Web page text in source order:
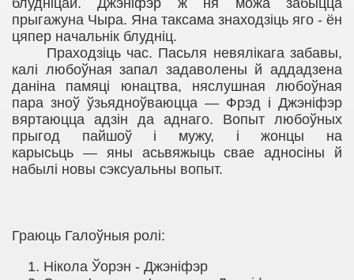
блудніцай. Джэніфэр ж ня можа забыцца
прыгажуна Чыра. Яна таксама знаходзіць яго - ён
цяпер начальнік блудніц.
Праходзіць час. Пасьля невялікага забавы,
калі любоўная запал задаволены й аддадзена
даніна памяці юнацтва, няслушная любоўная
пара зноў ўзьядноўваюцца — Фрэд і Джэніфэр
вяртаюцца адзін да аднаго. Вопыт любоўных
прыгод пайшоў і мужу, і жонцы на
карысьць —яны асьвяжыць свае адносіны й
набылі новы сэксуальны вопыт.
Граюць Галоўныя ролі:
Нікола Ўорэн - Джэніфэр